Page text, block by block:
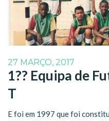
27 MARÇO, 2017
1?? Equipa de
T
E foi em 1997 que foi